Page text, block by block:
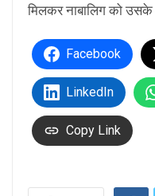
मिलकर नाबालिग को उसके
Facebook
LinkedIn
Copy Link